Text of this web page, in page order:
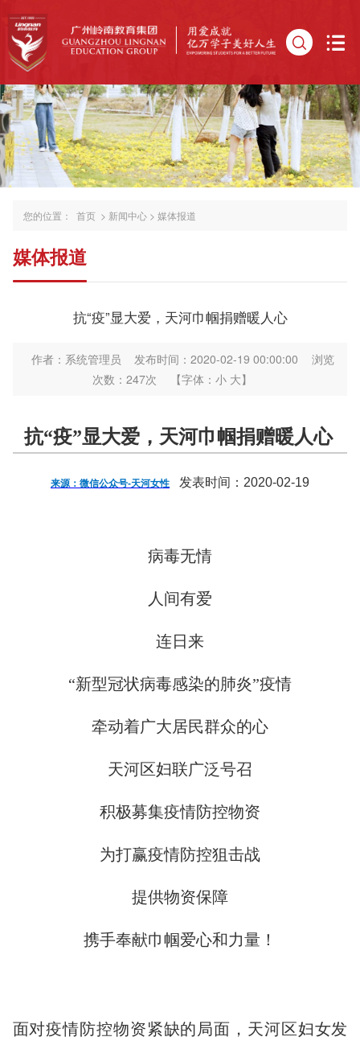
您的位置： 首页 > 新闻中心 > 媒体报道
媒体报道
抗“疫”显大爱，天河巾帼捐赠暖人心
作者：系统管理员 发布时间：2020-02-19 00:00:00
浏览
次数：247次 【字体： 小 大】
抗“疫”显大爱，天河巾帼捐赠暖人心
来源：微信公众号-天河女性 发表时间：2020-02-19
病毒无情
人间有爱
连日来
“新型冠状病毒感染的肺炎”疫情
牵动着广大居民群众的心
天河区妇联广泛号召
积极募集疫情防控物资
为打赢疫情防控狙击战
提供物资保障
携手奉献巾帼爱心和力量！
面对疫情防控物资紧缺的局面，天河区妇女发